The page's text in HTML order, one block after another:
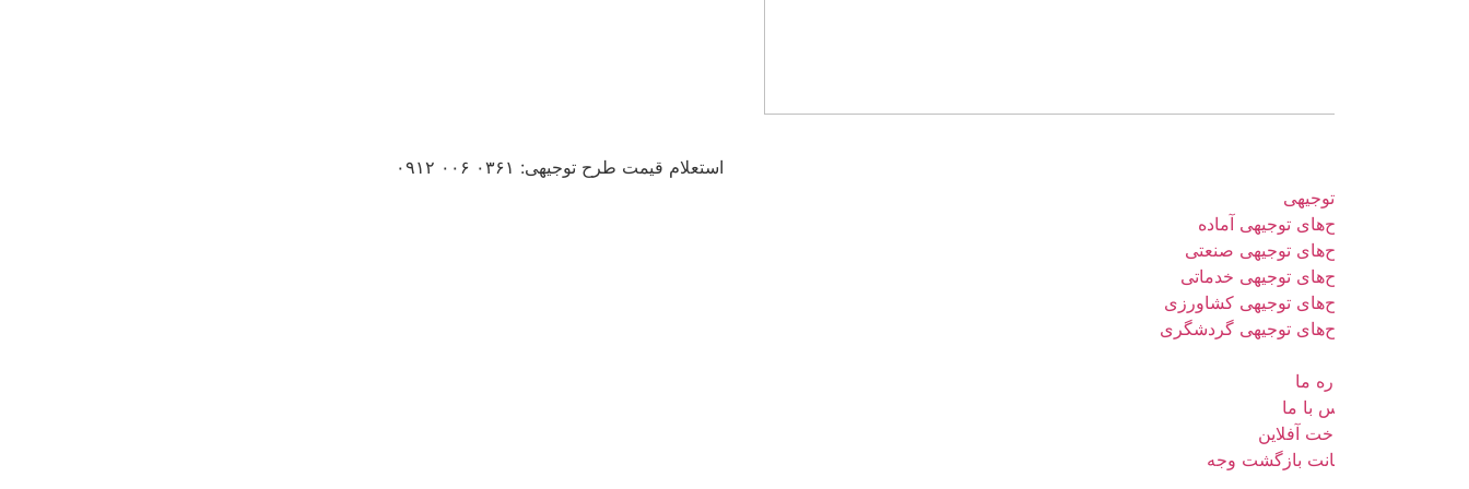
توجیهی آماده
توجیهی صنعتی
توجیهی خدماتی
توجیهی کشاورزی
توجیهی گردشگری
استعلام قیمت طرح توجیهی: ۰۳۶۱ ۰۰۶ ۰۹۱۲